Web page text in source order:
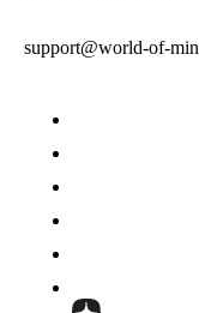
support@world-of-